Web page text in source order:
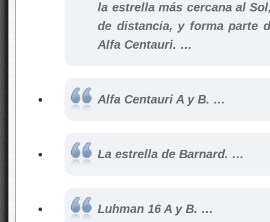
la estrella más cercana al
de distancia, y forma parte
Alfa Centauri. …
Alfa Centauri A y B. …
La estrella de Barnard. …
Luhman 16 A y B. …